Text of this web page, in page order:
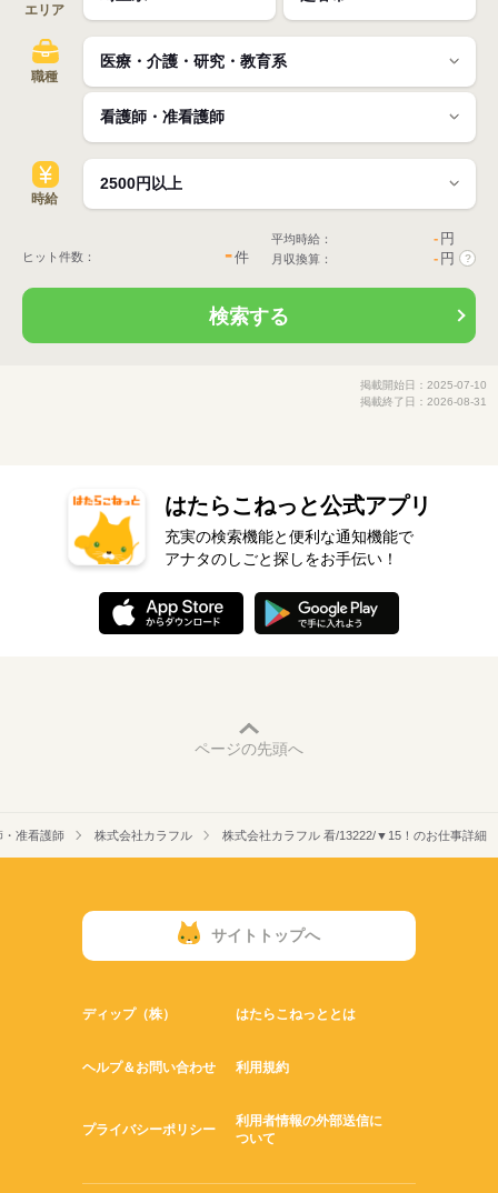
エリア
職種
時給
ヒット件数： -件
平均時給： - 円
月収換算： - 円 ?
検索する
掲載開始日：2025-07-10
掲載終了日：2026-08-31
はたらこねっと公式アプリ
充実の検索機能と便利な通知機能で
アナタのしごと探しをお手伝い！
ページの先頭へ
・准看護師 株式会社カラフル 株式会社カラフル 看/13222/▼15！のお仕事詳細
サイトトップへ
ディップ（株） はたらこねっととは
ヘルプ＆お問い合わせ 利用規約
プライバシーポリシー
利用者情報の外部送信に
ついて